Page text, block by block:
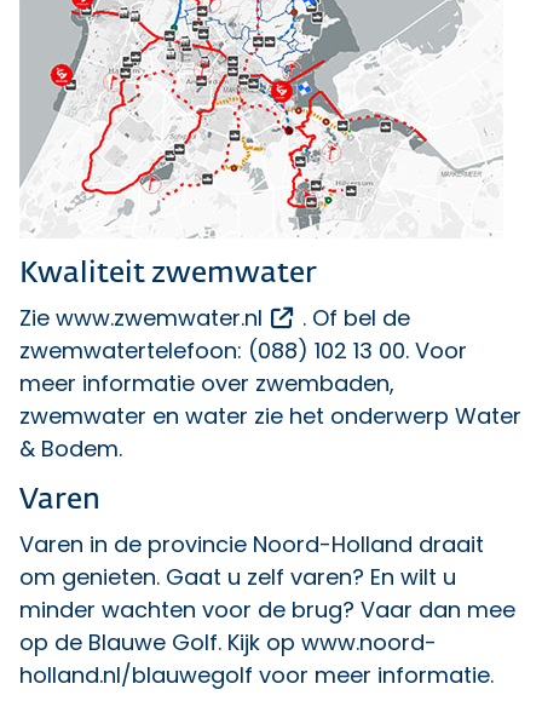
Kwaliteit zwemwater
Zie www.zwemwater.nl Opent een externe link
. Of bel de
zwemwatertelefoon: (088) 102 13 00. Voor
meer informatie over zwembaden,
zwemwater en water zie het onderwerp Water
& Bodem.
Varen
Varen in de provincie Noord-Holland draait
om genieten. Gaat u zelf varen? En wilt u
minder wachten voor de brug? Vaar dan mee
op de Blauwe Golf. Kijk op www.noord-
holland.nl/blauwegolf voor meer informatie.